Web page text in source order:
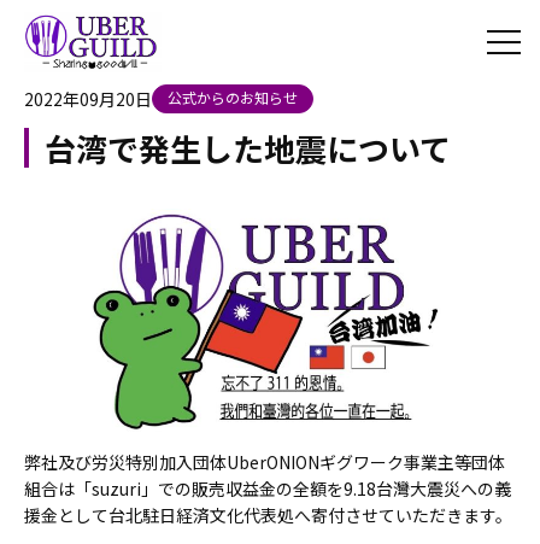
2022年09月20日 公式からのお知らせ
台湾で発生した地震について
弊社及び労災特別加入団体UberONIONギグワーク事業主等団体
組合は「suzuri」での販売収益金の全額を9.18台灣大震災への義
援金として台北駐日経済文化代表処へ寄付させていただきます。